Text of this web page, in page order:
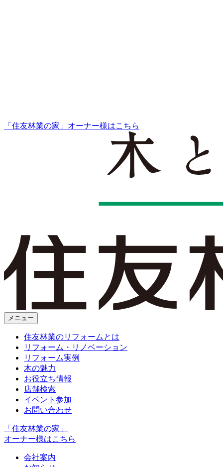
「住友林業の家」オーナー様はこちら
メニュー
住友林業のリフォームとは
リフォーム・リノベーション
リフォーム実例
木の魅力
お役立ち情報
店舗検索
イベント参加
お問い合わせ
「住友林業の家」
オーナー様はこちら
会社案内